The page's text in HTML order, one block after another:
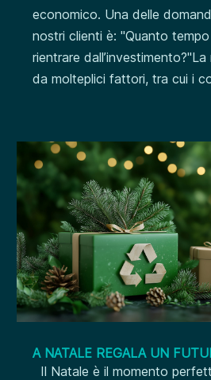
economico. Una delle
nostri clienti è: "Quanto
rientrare
da molteplici fattori, tra cui i
A NATALE REGALA UN
Il Natale è il momento